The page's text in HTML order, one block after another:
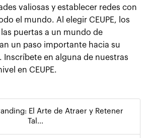
valiosas y establecer redes con
el mundo. Al elegir CEUPE, los
puertas a un mundo de
un paso importante hacia su
en alguna de nuestras
en CEUPE.
El Arte de Atraer y Retener
Tal...